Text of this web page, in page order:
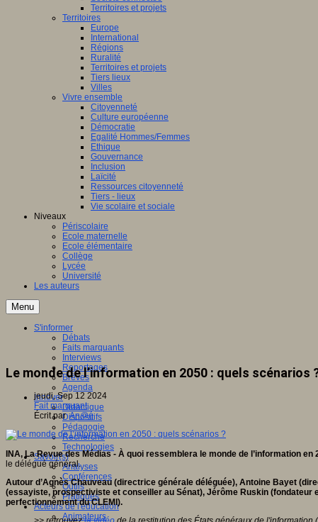
Territoires et projets
Territoires
Europe
International
Régions
Ruralité
Territoires et projets
Tiers lieux
Villes
Vivre ensemble
Citoyenneté
Culture européenne
Démocratie
Egalité Hommes/Femmes
Ethique
Gouvernance
Inclusion
Laïcité
Ressources citoyenneté
Tiers - lieux
Vie scolaire et sociale
Niveaux
Périscolaire
Ecole maternelle
Ecole élémentaire
Collège
Lycée
Université
Les auteurs
Menu
S'informer
Débats
Faits marquants
Interviews
Reportages
Brèves
Agenda
Innover
Didactique
Dispositifs
Pédagogie
Recherche
Technologies
Savoir(s)
Analyses
Conférences
Outils
Pratiques
Acteurs de l'éducation
Animateurs
Le monde de l’information en 2050 : quels scénarios
jeudi, Sep 12 2024
Fait marquant
Écrit parAn@é
INA, La Revue des Médias - À quoi ressemblera le monde de l’information en
le délégué général.
Autour d’Agnès Chauveau (directrice générale déléguée), Antoine Bayet
(essayiste, prospectiviste et conseiller au Sénat), Jérôme Ruskin (fondateur
perfectionnement du CLEMI).